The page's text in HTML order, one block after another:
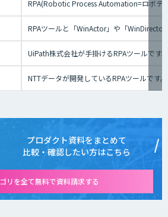
RPA(Robotic Process Automation=ロボテ
RPAツールと「WinActor」や「
UiPath株式会社が手掛けるRPAツールです
NTTデータが開発しているRPAツールです
プロダクト資料をまとめて
比較・確認したい方はこちら
リを全て無料で資料請求する